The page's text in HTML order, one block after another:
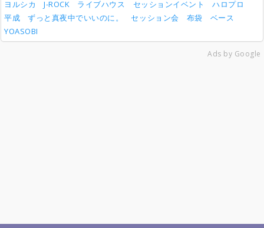
ヨルシカ
J-ROCK ライブハウス セッションイベント
ハロプロ
平成
ずっと真夜中でいいのに。 セッション会 布袋
ベース
YOASOBI
Ads by Google